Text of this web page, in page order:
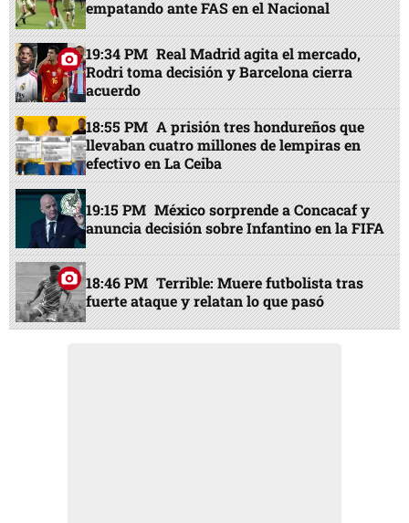
empatando ante FAS en el Nacional
19:34 PM Real Madrid agita el mercado,
Rodri toma decisión y Barcelona cierra
acuerdo
18:55 PM A prisión tres hondureños que
llevaban cuatro millones de lempiras en
efectivo en La Ceiba
19:15 PM México sorprende a Concacaf y
anuncia decisión sobre Infantino en la FIFA
18:46 PM Terrible: Muere futbolista tras
fuerte ataque y relatan lo que pasó